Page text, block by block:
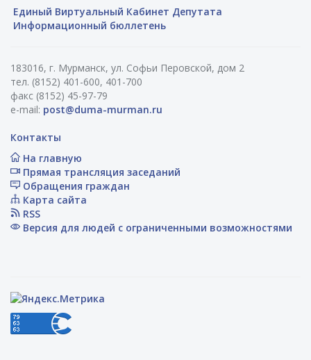
Единый Виртуальный Кабинет Депутата
Информационный бюллетень
183016, г. Мурманск, ул. Софьи Перовской, дом 2
тел. (8152) 401-600, 401-700
факс (8152) 45-97-79
e-mail: post@duma-murman.ru
Контакты
На главную
Прямая трансляция заседаний
Обращения граждан
Карта сайта
RSS
Версия для людей с ограниченными возможностями